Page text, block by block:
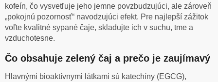
kofeín, čo vysvetľuje jeho jemne povzbudzujúci, ale zároveň
„pokojnú pozornosť“ navodzujúci efekt. Pre najlepší zážitok
voľte kvalitné sypané čaje, skladujte ich v suchu, tme a
vzduchotesne.
Čo obsahuje zelený čaj a prečo je zaujímavý
Hlavnými bioaktívnymi látkami sú katechíny (EGCG),